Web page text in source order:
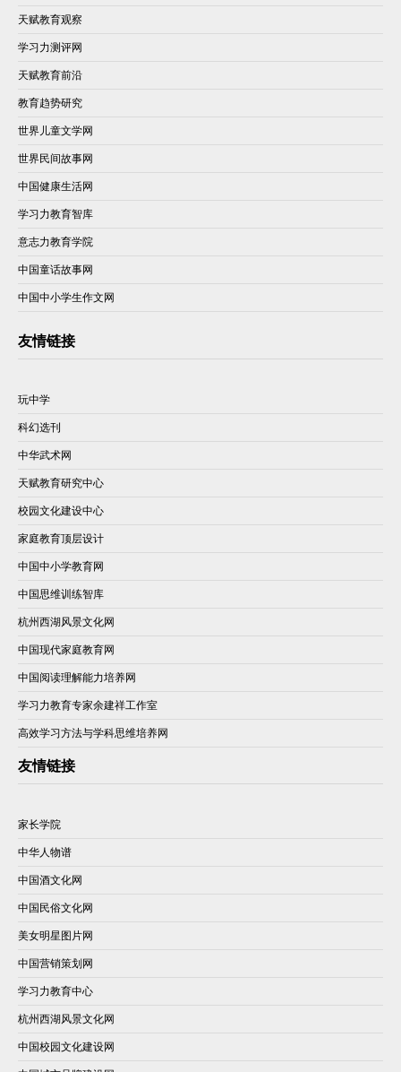
天赋教育观察
学习力测评网
天赋教育前沿
教育趋势研究
世界儿童文学网
世界民间故事网
中国健康生活网
学习力教育智库
意志力教育学院
中国童话故事网
中国中小学生作文网
友情链接
玩中学
科幻选刊
中华武术网
天赋教育研究中心
校园文化建设中心
家庭教育顶层设计
中国中小学教育网
中国思维训练智库
杭州西湖风景文化网
中国现代家庭教育网
中国阅读理解能力培养网
学习力教育专家余建祥工作室
高效学习方法与学科思维培养网
友情链接
家长学院
中华人物谱
中国酒文化网
中国民俗文化网
美女明星图片网
中国营销策划网
学习力教育中心
杭州西湖风景文化网
中国校园文化建设网